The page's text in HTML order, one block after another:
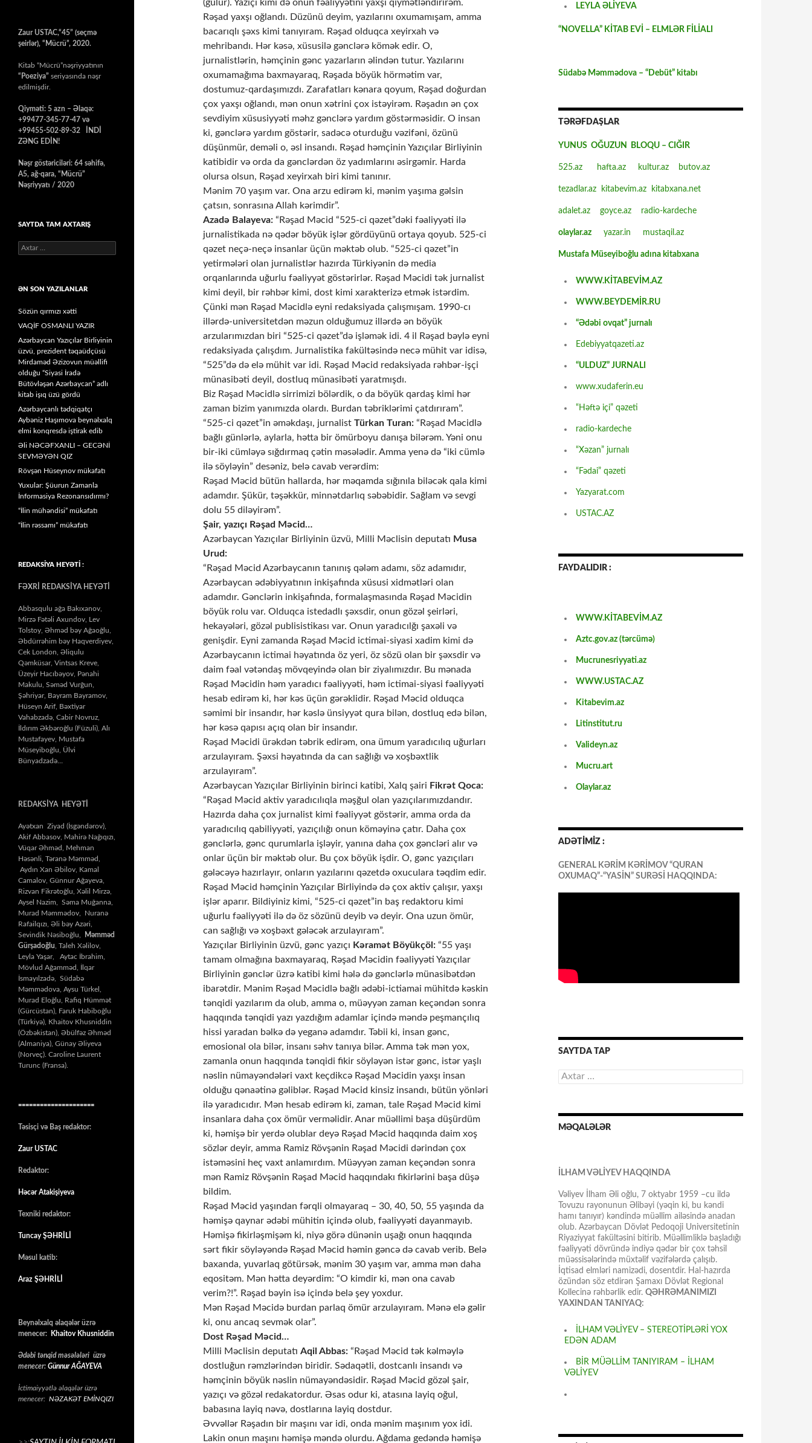
(gülür). Yazıçı kimi də onun fəaliyyətini yaxşı qiymətləndirirəm.
Rəşad yaxşı oğlandı. Düzünü deyim, yazılarını oxumamışam, amma
bacarıqlı şəxs kimi tanıyıram. Rəşad olduqca xeyirxah və
mehribandı. Hər kəsə, xüsusilə gənclərə kömək edir. O,
jurnalistlərin, həmçinin gənc yazarların əlindən tutur. Yazılarını
oxumamağıma baxmayaraq, Rəşada böyük hörmətim var,
dostumuz-qardaşımızdı. Zarafatları kənara qoyum, Rəşad doğurdan
çox yaxşı oğlandı, mən onun xətrini çox istəyirəm. Rəşadın ən çox
sevdiyim xüsusiyyəti məhz gənclərə yardım göstərməsidir. O insan
ki, gənclərə yardım göstərir, sadəcə oturduğu vəzifəni, özünü
düşünmür, deməli o, əsl insandı. Rəşad həmçinin Yazıçılar Birliyinin
katibidir və orda da gənclərdən öz yadımlarını əsirgəmir. Harda
olursa olsun, Rəşad xeyirxah biri kimi tanınır.
Mənim 70 yaşım var. Ona arzu edirəm ki, mənim yaşıma gəlsin
çatsın, sonrasına Allah kərimdir”.
Azadə Balayeva: “Rəşad Məcid “525-ci qəzet”dəki fəaliyyəti ilə
jurnalistikada nə qədər böyük işlər gördüyünü ortaya qoyub. 525-ci
qəzet neçə-neçə insanlar üçün məktəb olub. “525-ci qəzet”in
yetirmələri olan jurnalistlər hazırda Türkiyənin də media
orqanlarında uğurlu fəaliyyət göstərirlər. Rəşad Məcidi tək jurnalist
kimi deyil, bir rəhbər kimi, dost kimi xarakterizə etmək istərdim.
Çünki mən Rəşad Məcidlə eyni redaksiyada çalışmışam. 1990-cı
illərdə-universitetdən məzun olduğumuz illərdə ən böyük
arzularımızdan biri “525-ci qəzet”də işləmək idi. 4 il Rəşad bəylə eyni
redaksiyada çalışdım. Jurnalistika fakültəsində necə mühit var idisə,
“525”də də elə mühit var idi. Rəşad Məcid redaksiyada rəhbər-işçi
münasibəti deyil, dostluq münasibəti yaratmışdı.
Biz Rəşad Məcidlə sirrimizi bölərdik, o da böyük qardaş kimi hər
zaman bizim yanımızda olardı. Burdan təbriklərimi çatdırıram”.
“525-ci qəzet”in əməkdaşı, jurnalist Türkan Turan: “Rəşad Məcidlə
bağlı günlərlə, aylarla, hətta bir ömürboyu danışa bilərəm. Yəni onu
bir-iki cümləyə sığdırmaq çətin məsələdir. Amma yenə də “iki cümlə
ilə söyləyin” desəniz, belə cavab verərdim:
Rəşad Məcid bütün hallarda, hər məqamda sığınıla biləcək qala kimi
adamdır. Şükür, təşəkkür, minnətdarlıq səbəbidir. Sağlam və sevgi
dolu 55 diləyirəm”.
Şair, yazıçı Rəşad Məcid…
Azərbaycan Yazıçılar Birliyinin üzvü, Milli Məclisin deputatı Musa
Urud:
“Rəşad Məcid Azərbaycanın tanınış qələm adamı, söz adamıdır,
Azərbaycan ədəbiyyatının inkişafında xüsusi xidmətləri olan
adamdır. Gənclərin inkişafında, formalaşmasında Rəşad Məcidin
böyük rolu var. Olduqca istedadlı şəxsdir, onun gözəl şeirləri,
hekayələri, gözəl publisistikası var. Onun yaradıcılğı şaxəli və
genişdir. Eyni zamanda Rəşad Məcid ictimai-siyasi xadim kimi də
Azərbaycanın ictimai həyatında öz yeri, öz sözü olan bir şəxsdir və
daim fəal vətəndaş mövqeyində olan bir ziyalımızdır. Bu mənada
Rəşad Məcidin həm yaradıcı fəaliyyəti, həm ictimai-siyasi fəaliyyəti
hesab edirəm ki, hər kəs üçün gərəklidir. Rəşad Məcid olduqca
səmimi bir insandır, hər kəslə ünsiyyət qura bilən, dostluq edə bilən,
hər kəsə qapısı açıq olan bir insandır.
Rəşad Məcidi ürəkdən təbrik edirəm, ona ümum yaradıcılıq uğurları
arzulayıram. Şəxsi həyatında da can sağlığı və xoşbəxtlik
arzulayıram”.
Azərbaycan Yazıçılar Birliyinin birinci katibi, Xalq şairi Fikrət Qoca:
“Rəşad Məcid aktiv yaradıcılıqla məşğul olan yazıçılarımızdandır.
Hazırda daha çox jurnalist kimi fəaliyyət göstərir, amma orda da
yaradıcılıq qabiliyyəti, yazıçılığı onun köməyinə çatır. Daha çox
gənclərlə, gənc qurumlarla işləyir, yanına daha çox gəncləri alır və
onlar üçün bir məktəb olur. Bu çox böyük işdir. O, gənc yazıçıları
gələcəyə hazırlayır, onların yazılarını qəzetdə oxuculara təqdim edir.
Rəşad Məcid həmçinin Yazıçılar Birliyində də çox aktiv çalışır, yaxşı
işlər aparır. Bildiyiniz kimi, “525-ci qəzet”in baş redaktoru kimi
uğurlu fəaliyyəti ilə də öz sözünü deyib və deyir. Ona uzun ömür,
can sağlığı və xoşbəxt gələcək arzulayıram”.
Yazıçılar Birliyinin üzvü, gənc yazıçı Kəramət Böyükçöl: “55 yaşı
tamam olmağına baxmayaraq, Rəşad Məcidin fəaliyyəti Yazıçılar
Birliyinin gənclər üzrə katibi kimi hələ də gənclərlə münasibətdən
ibarətdir. Mənim Rəşad Məcidlə bağlı ədəbi-ictiamai mühitdə kəskin
tənqidi yazılarım da olub, amma o, müəyyən zaman keçəndən sonra
haqqında tənqidi yazı yazdığım adamlar içində məndə peşmançılıq
hissi yaradan bəlkə də yeganə adamdır. Təbii ki, insan gənc,
emosional ola bilər, insanı səhv tanıya bilər. Amma tək mən yox,
zamanla onun haqqında tənqidi fikir söyləyən istər gənc, istər yaşlı
nəslin nümayəndələri vaxt keçdikcə Rəşad Məcidin yaxşı insan
olduğu qənaətinə gəliblər. Rəşad Məcid kinsiz insandı, bütün yönləri
ilə yaradıcıdır. Mən hesab edirəm ki, zaman, tale Rəşad Məcid kimi
insanlara daha çox ömür verməlidir. Anar müəllimi başa düşürdüm
ki, həmişə bir yerdə olublar deyə Rəşad Məcid haqqında daim xoş
sözlər deyir, amma Ramiz Rövşənin Rəşad Məcidi dərindən çox
istəməsini heç vaxt anlamırdım. Müəyyən zaman keçəndən sonra
mən Ramiz Rövşənin Rəşad Məcid haqqındakı fikirlərini başa düşə
bildim.
Rəşad Məcid yaşından fərqli olmayaraq – 30, 40, 50, 55 yaşında da
həmişə qaynar ədəbi mühitin içində olub, fəaliyyəti dayanmayıb.
Həmişə fikirləşmişəm ki, niyə görə dünənin uşağı onun haqqında
sərt fikir söyləyəndə Rəşad Məcid həmin gəncə də cavab verib. Belə
baxanda, yuvarlaq götürsək, mənim 30 yaşım var, amma mən daha
eqositəm. Mən hətta deyərdim: “O kimdir ki, mən ona cavab
verim?!”. Rəşad bəyin isə içində belə şey yoxdur.
Mən Rəşad Məcidə burdan parlaq ömür arzulayıram. Mənə elə gəlir
ki, onu ancaq sevmək olar”.
Dost Rəşad Məcid…
Milli Məclisin deputatı Aqil Abbas: “Rəşad Məcid tək kəlməylə
dostluğun rəmzlərindən biridir. Sədaqətli, dostcanlı insandı və
həmçinin böyük nəslin nümayəndəsidir. Rəşad Məcid gözəl şair,
yazıçı və gözəl redakatordur. Əsas odur ki, atasına layiq oğul,
babasına layiq nəvə, dostlarına layiq dostdur.
Əvvəllər Rəşadın bir maşını var idi, onda mənim maşınım yox idi.
Lakin onun maşını həmişə məndə olurdu. Ağdama gedəndə həmişə
LEYLA ƏLİYEVA
“NOVELLA” KİTAB EVİ – ELMLƏR FİLİALI
Südabə Məmmədova – “Debüt” kitabı
TƏRƏFDAŞLAR
YUNUS OĞUZUN BLOQU – CIĞIR
525.az hafta.az kultur.az butov.az
tezadlar.az kitabevim.az kitabxana.net
adalet.az goyce.az radio-kardeche
olaylar.az yazar.in mustaqil.az
Mustafa Müseyiboğlu adına kitabxana
WWW.KİTABEVİM.AZ
WWW.BEYDEMİR.RU
“Ədəbi ovqat” jurnalı
Edebiyyatqazeti.az
“ULDUZ” JURNALI
www.xudaferin.eu
“Həftə içi” qəzeti
radio-kardeche
“Xəzan” jurnalı
“Fədai” qəzeti
Yazyarat.com
USTAC.AZ
FAYDALIDIR :
WWW.KİTABEVİM.AZ
Aztc.gov.az (tərcümə)
Mucrunesriyyati.az
WWW.USTAC.AZ
Kitabevim.az
Litinstitut.ru
Valideyn.az
Mucru.art
Olaylar.az
ADƏTİMİZ :
GENERAL KƏRİM KƏRİMOV “QURAN
OXUMAQ”-“YASİN” SURƏSİ HAQQINDA:
SAYTDA TAP
Axtarış:
MƏQALƏLƏR
İLHAM VƏLİYEV HAQQINDA
Vəliyev İlham Əli oğlu, 7 oktyabr 1959 –cu ildə
Tovuzu rayonunun Əlibəyi (yəqin ki, bu kəndi
hamı tanıyır) kəndində müəllim ailəsində anadan
olub. Azərbaycan Dövlət Pedoqoji Universitetinin
Riyaziyyat fakültəsini bitirib. Müəllimliklə başladığı
fəaliyyəti dövründə indiyə qədər bir çox təhsil
müəssisələrində müxtəlif vəzifələrdə çalışıb.
İqtisad elmləri namizədi, dosentdir. Hal-hazırda
özündən söz etdirən Şamaxı Dövlət Regional
Kollecinə rəhbərlik edir. QƏHRƏMANIMIZI
YAXINDAN TANIYAQ:
İLHAM VƏLİYEV – STEREOTİPLƏRİ YOX
EDƏN ADAM
BİR MÜƏLLİM TANIYIRAM – İLHAM
VƏLİYEV
Zaur USTAC,“45” (seçmə
şeirlər), “Mücrü”, 2020.
Kitab “Mücrü”nəşriyyatının
“Poeziya” seriyasında nəşr
edilmişdir.
Qiyməti: 5 azn – Əlaqə:
+99477-345-77-47 və
+99455-502-89-32 İNDİ
ZƏNG EDİN!
Nəşr göstəriciləri: 64 səhifə,
A5, ağ-qara, “Mücrü”
Nəşriyyatı / 2020
SAYTDA TAM AXTARIŞ
Axtarış:
ƏN SON YAZILANLAR
Sözün qırmızı xətti
VAQİF OSMANLI YAZIR
Azərbaycan Yazıçılar Birliyinin
üzvü, prezident təqaüdçüsü
Mirdaməd Əzizovun müəllifi
olduğu “Siyasi İradə
Bütövləşən Azərbaycan” adlı
kitab işıq üzü gördü
Azərbaycanlı tədqiqatçı
Aybəniz Haşımova beynəlxalq
elmi konqresdə iştirak edib
Əli NƏCƏFXANLI – GECƏNİ
SEVMƏYƏN QIZ
Rövşən Hüseynov mükafatı
Yuxular: Şüurun Zamanla
İnformasiya Rezonansıdırmı?
“İlin mühəndisi” mükafatı
“İlin rəssamı” mükafatı
REDAKSİYA HEYƏTİ :
FƏXRİ REDAKSİYA HEYƏTİ
Abbasqulu ağa Bakıxanov,
Mirzə Fətəli Axundov, Lev
Tolstoy, Əhməd bəy Ağaoğlu,
Əbdürrəhim bəy Haqverdiyev,
Cek London, Əliqulu
Qəmküsar, Vintsas Kreve,
Üzeyir Hacıbəyov, Pənahi
Makulu, Səməd Vurğun,
Şəhriyar, Bayram Bayramov,
Hüseyn Arif, Bəxtiyar
Vahabzadə, Cabir Novruz,
İldırım Əkbəroğlu (Füzuli), Alı
Mustafayev, Mustafa
Müseyiboğlu, Ülvi
Bünyadzadə…
REDAKSİYA HEYƏTİ
Ayətxan Ziyad (İsgəndərov),
Akif Abbasov, Mahirə Nağıqızı,
Vüqar Əhməd, Mehman
Həsənli, Təranə Məmməd,
Aydın Xan Əbilov, Kamal
Camalov, Günnur Ağayeva,
Rizvan Fikrətoğlu, Xəlil Mirzə,
Aysel Nazim, Səma Muğanna,
Murad Məmmədov, Nuranə
Rafailqızı, Əli bəy Azəri,
Sevindik Nəsiboğlu,
Məmməd
Gürşadoğlu , Taleh Xəlilov,
Leyla Yaşar, Aytac İbrahim,
Mövlud Ağamməd, İlqar
İsmayılzadə, Südabə
Məmmədova, Aysu Türkel,
Murad Eloğlu, Rafiq Hümmət
(Gürcüstan), Faruk Habiboğlu
(Türkiyə), Khaitov Khusniddin
(Özbəkistan), Əbülfəz Əhməd
(Almaniya), Günay Əliyeva
(Norveç). Caroline Laurent
Turunc (Fransa).
=====================
Təsisçi və Baş redaktor:
Zaur USTAC
Redaktor:
Həcər Atakişiyeva
Texniki redaktor:
Tuncay ŞƏHRİLİ
Məsul katib:
Araz ŞƏHRİLİ
Beynəlxalq əlaqələr üzrə
menecer:
Khaitov Khusniddin
Ədəbi tənqid məsələləri üzrə
menecer: Günnur AĞAYEVA
İctimaiyyətlə əlaqələr üzrə
menecer: NƏZAKƏT EMİNQIZI